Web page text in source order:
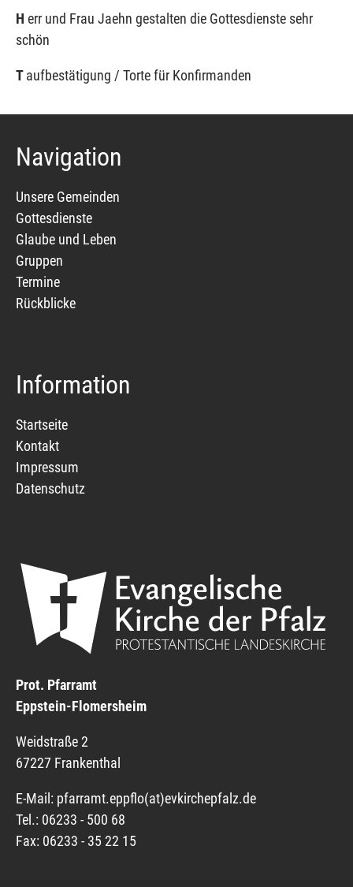
H err und Frau Jaehn gestalten die Gottesdienste sehr
schön
Taufbestätigung / Torte für Konfirmanden
Navigation
Unsere Gemeinden
Gottesdienste
Glaube und Leben
Gruppen
Termine
Rückblicke
Information
Startseite
Kontakt
Impressum
Datenschutz
Prot. Pfarramt
Eppstein-Flomersheim
Weidstraße 2
67227 Frankenthal
E-Mail: pfarramt.eppflo(at)evkirchepfalz.de
Tel.: 06233 - 500 68
Fax: 06233 - 35 22 15